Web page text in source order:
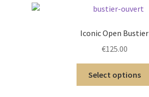
Iconic Open Bustier
€125.00
Select options